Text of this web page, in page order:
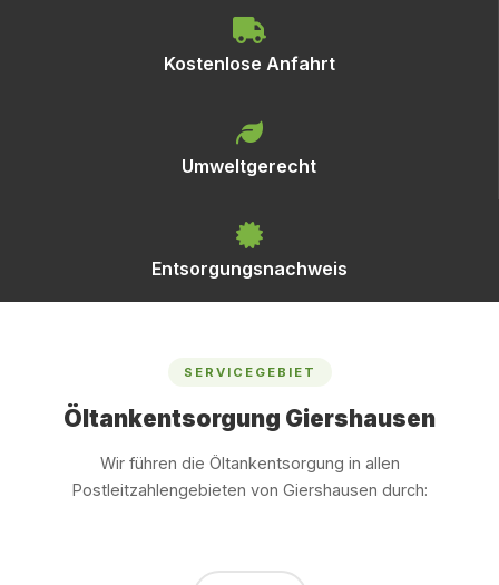
Kostenlose Anfahrt
Umweltgerecht
Entsorgungsnachweis
SERVICEGEBIET
Öltankentsorgung Giershausen
Wir führen die Öltankentsorgung in allen
Postleitzahlengebieten von Giershausen durch: